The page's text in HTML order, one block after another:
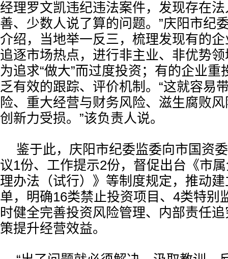
经理罗文凯违纪违法案件，发现存在
善、少数人说了算的问题。”庆阳市纪
介绍，当地举一反三，梳理发现有的
追逐市场热点，进行非主业、非优势
为追求“做大”而过度投资；有的企业重
乏有效的跟踪、评价机制。“这就容易
险、重大经营与财务风险、滋生腐败
创新力受损。”该负责人说。
鉴于此，庆阳市纪委监委向市国资
议1份、工作提示2份，督促出台《市
理办法（试行）》等制度规定，推动
单，明确16类禁止投资项目、4类特别
时健全完善投资风险管理、内部责任
策提升经营效益。